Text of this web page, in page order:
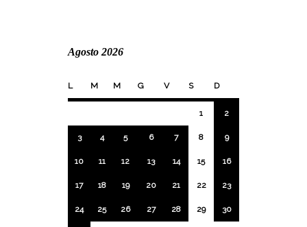
Agosto 2026
L M M G V S D
1 2
3 4 5 6 7 8 9
10 11 12 13 14 15 16
17 18 19 20 21 22 23
24 25 26 27 28 29 30